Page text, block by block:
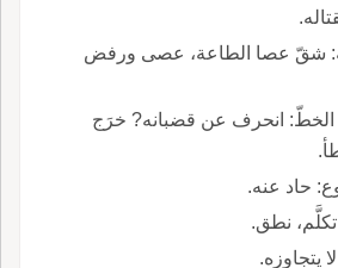
شقّ عصا الطاعة، عصى ورفض
انحرف عن قضبانه? خرَج
حاد عنه.
نطق.
يتجاوزه.